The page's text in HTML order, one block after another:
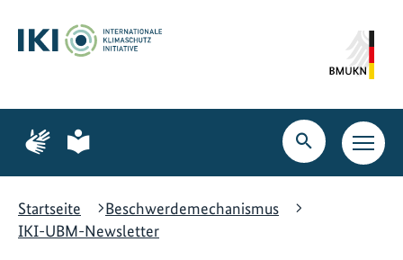
Hauptinhalt
springen
Suche
springen
Hauptnavigation
springen
Zur
Seite
Gebärdensprache
Zur
Seite
leichte
Suche
öffnen
Startseite
Beschwerdemechanismus
IKI-UBM-Newsletter